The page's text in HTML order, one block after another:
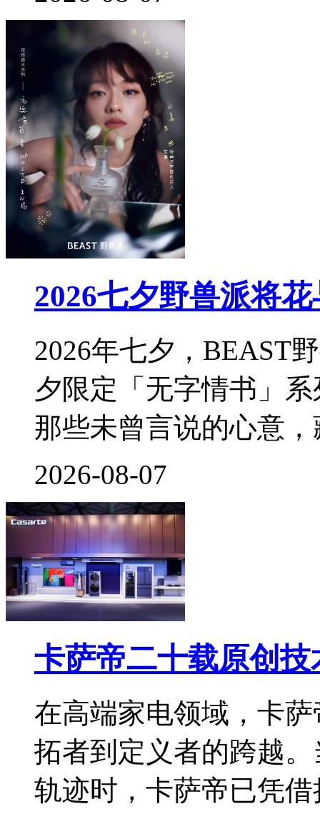
2026七夕野兽派将
2026年七夕，BEAST
夕限定「无字情书」
那些未曾言说的心意
2026-08-07
卡萨帝二十载原创
在高端家电领域，卡
拓者到定义者的跨越
轨迹时，卡萨帝已凭